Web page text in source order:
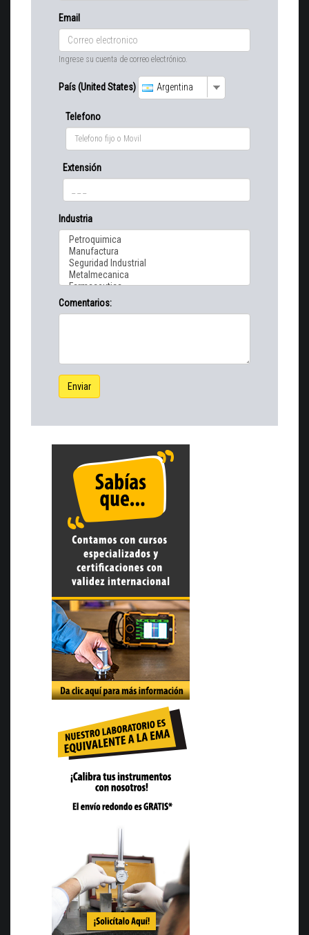
Email
Ingrese su cuenta de correo electrónico.
País (United States) Argentina
Telefono
Extensión
Industria
Comentarios:
Enviar